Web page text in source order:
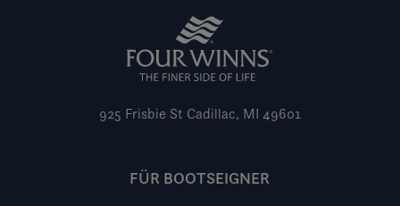
925 Frisbie St Cadillac, MI 49601
FÜR BOOTSEIGNER